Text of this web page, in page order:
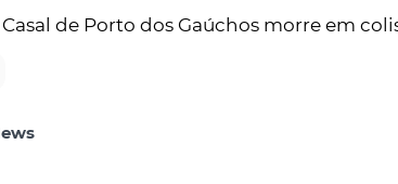
de Porto dos Gaúchos morre em